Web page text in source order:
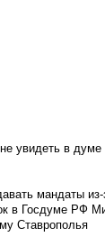
увидеть в
мандаты
в Госдуме РФ
Ставрополья